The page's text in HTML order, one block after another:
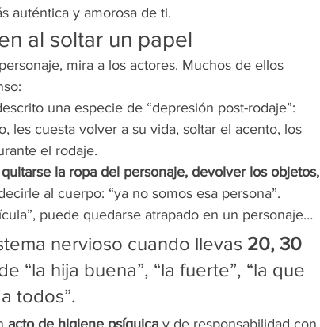
auténtica y amorosa de ti.
al soltar un papel
mira a los actores. Muchos de ellos
una especie de “depresión post-rodaje”:
les cuesta volver a su vida, soltar el acento, los
el rodaje.
quitarse la ropa del personaje, devolver los objetos,
al cuerpo: “ya no somos esa persona”.
puede quedarse atrapado en un personaje…
nervioso cuando llevas 20, 30
“la hija buena”, “la fuerte”, “la que
todos”.
acto de higiene psíquica y de responsabilidad con